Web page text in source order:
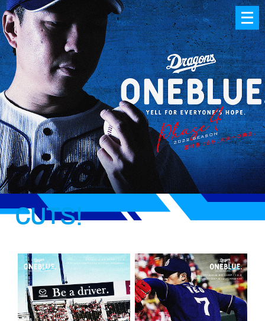
メ
ニ
ュ
ー
を
開
く
CUTS!